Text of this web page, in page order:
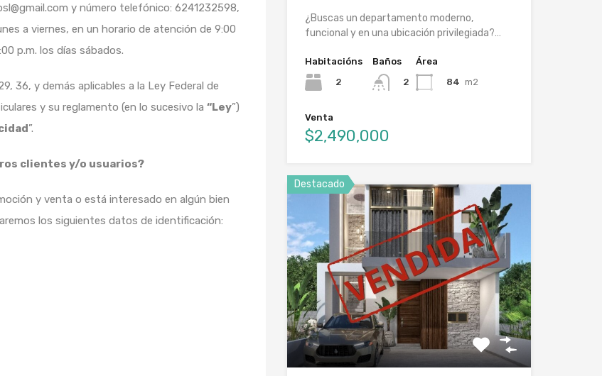
y número telefónico: 6241232598,
a viernes, en un horario de atención de 9:00
p.m. los días sábados.
36, y demás aplicables a la Ley Federal de
y su reglamento (en lo sucesivo la “Ley”)
”.
clientes y/o usuarios?
y venta o está interesado en algún bien
los siguientes datos de identificación:
¿Buscas un departamento moderno,
funcional y en una ubicación privilegiada?…
Habitacións
2
Baños
2
Área
84 m2
Venta
$2,490,000
Destacado